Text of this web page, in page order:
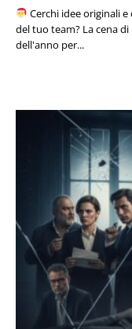
Cerchi idee originali
del tuo team? La cena
dell'anno per...